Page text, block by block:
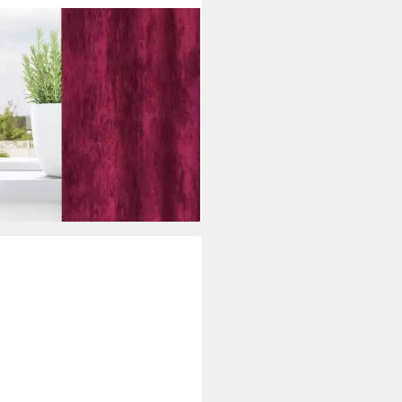
Samtvorhänge 2 stk.
175 x 140 cm Samt (2 St),
€
- in 5-6 Werktagen bei dir